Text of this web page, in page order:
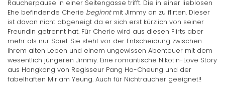
Raucherpause in einer Seitengasse trifft. Die in einer lieblosen
Ehe befindende Cherie beginntmit Jimmy an zu flirten. Dieser
ist davon nicht abgeneigt da er sich erst kürzlich von seiner
Freundin getrennt hat. Für Cherie wird aus diesen Flirts aber
mehr als nur Spiel. Sie steht vor der Entscheidung zwischen
ihrem alten Leben und einem ungewissen Abenteuer mit dem
wesentlich jüngeren Jimmy. Eine romantische Nikotin-Love Story
aus Hongkong von Regisseur Pang Ho-Cheung und der
fabelhaften Miriam Yeung. Auch für Nichtraucher geeignet!!